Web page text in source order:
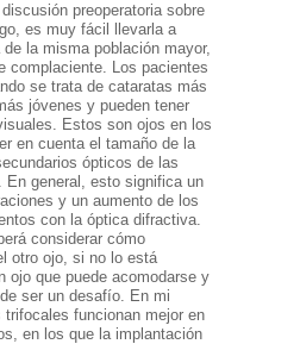
preoperatoria sobre
es muy fácil llevarla a
la misma población mayor,
complaciente. Los pacientes
se trata de cataratas más
jóvenes y pueden tener
Estos son ojos en los
en cuenta el tamaño de la
ópticos de las
En general, esto significa un
y un aumento de los
con la óptica difractiva.
considerar cómo
otro ojo, si no lo está
ojo que puede acomodarse y
ser un desafío. En mi
funcionan mejor en
en los que la implantación